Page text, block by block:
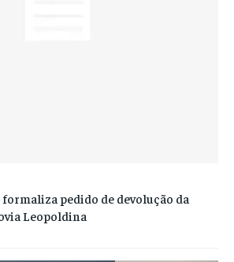
formaliza pedido de devolução da
Leopoldina